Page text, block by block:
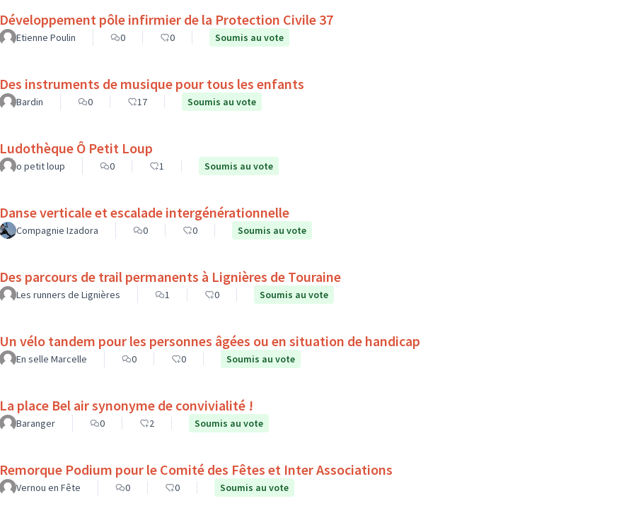
Développement pôle infirmier de la Protection Civile 37
Etienne Poulin 0 0 Soumis au vote
Des instruments de musique pour tous les enfants
Bardin 0 17 Soumis au vote
Ludothèque Ô Petit Loup
o petit loup 0 1 Soumis au vote
Danse verticale et escalade intergénérationnelle
Compagnie Izadora 0 0 Soumis au vote
Des parcours de trail permanents à Lignières de Touraine
Les runners de Lignières 1 0 Soumis au vote
Un vélo tandem pour les personnes âgées ou en situation de handicap
En selle Marcelle 0 0 Soumis au vote
La place Bel air synonyme de convivialité !
Baranger 0 2 Soumis au vote
Remorque Podium pour le Comité des Fêtes et Inter Associations
Vernou en Fête 0 0 Soumis au vote